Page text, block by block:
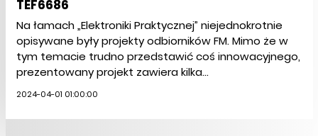
TEF6686
Na łamach „Elektroniki Praktycznej” niejednokrotnie
opisywane były projekty odbiorników FM. Mimo że w
tym temacie trudno przedstawić coś innowacyjnego,
prezentowany projekt zawiera kilka...
2024-04-01 01:00:00